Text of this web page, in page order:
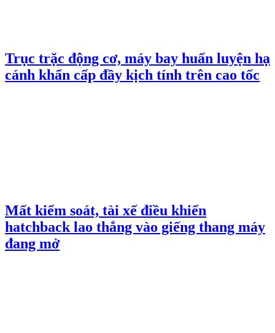
Trục trặc động cơ, máy bay huấn luyện hạ
cánh khẩn cấp đầy kịch tính trên cao tốc
Mất kiểm soát, tài xế điều khiển
hatchback lao thẳng vào giếng thang máy
đang mở